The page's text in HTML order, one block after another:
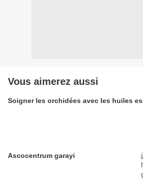
Vous aimerez aussi
Soigner les orchidées avec les huiles
Ascocentrum garayi